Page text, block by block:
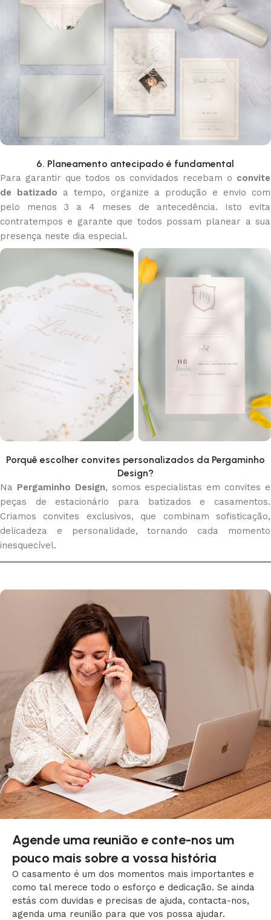
6. Planeamento antecipado é fundamental
Para garantir que todos os convidados recebam o convite
de batizado a tempo, organize a produção e envio com
pelo menos 3 a 4 meses de antecedência. Isto evita
contratempos e garante que todos possam planear a sua
presença neste dia especial.
Porquê escolher convites personalizados da Pergaminho
Design?
Na Pergaminho Design, somos especialistas em convites e
peças de estacionário para batizados e casamentos.
Criamos convites exclusivos, que combinam sofisticação,
delicadeza e personalidade, tornando cada momento
inesquecível.
Agende uma reunião e conte-nos um
pouco mais sobre a vossa história
O casamento é um dos momentos mais importantes e
como tal merece todo o esforço e dedicação. Se ainda
estás com duvidas e precisas de ajuda, contacta-nos,
agenda uma reunião para que vos possa ajudar.